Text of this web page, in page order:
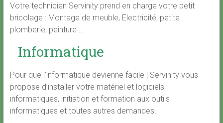
Votre technicien Servinity prend en charge votre petit
bricolage : Montage de meuble, Electricité, petite
plomberie, peinture …
Informatique
Pour que l’informatique devienne facile ! Servinity vous
propose d’installer votre matériel et logiciels
informatiques, initiation et formation aux outils
informatiques et toutes autres demandes.